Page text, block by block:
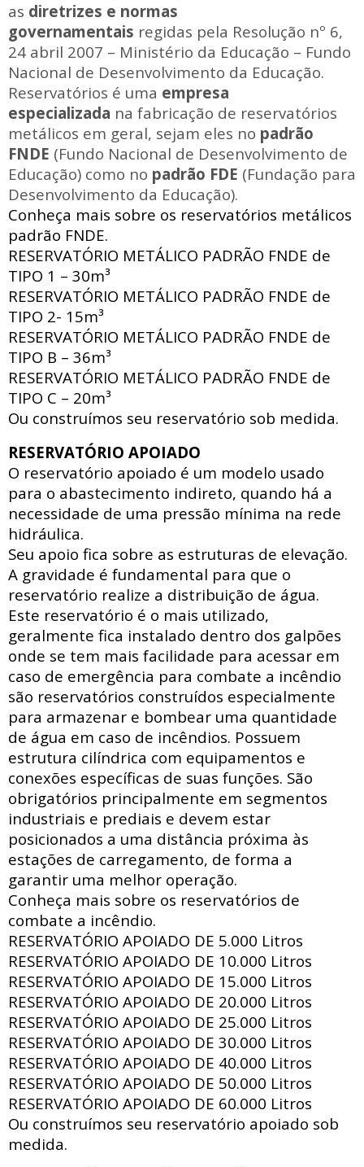
as diretrizes e normas
governamentais regidas pela Resolução nº 6,
24 abril 2007 – Ministério da Educação – Fundo
Nacional de Desenvolvimento da Educação.
Reservatórios é uma empresa
especializada na fabricação de reservatórios
metálicos em geral, sejam eles no padrão
FNDE (Fundo Nacional de Desenvolvimento de
Educação) como no padrão FDE (Fundação para
Desenvolvimento da Educação).
Conheça mais sobre os reservatórios metálicos
padrão FNDE.
RESERVATÓRIO METÁLICO PADRÃO FNDE de
TIPO 1 – 30m³
RESERVATÓRIO METÁLICO PADRÃO FNDE de
TIPO 2- 15m³
RESERVATÓRIO METÁLICO PADRÃO FNDE de
TIPO B – 36m³
RESERVATÓRIO METÁLICO PADRÃO FNDE de
TIPO C – 20m³
Ou construímos seu reservatório sob medida.
RESERVATÓRIO APOIADO
O reservatório apoiado é um modelo usado
para o abastecimento indireto, quando há a
necessidade de uma pressão mínima na rede
hidráulica.
Seu apoio fica sobre as estruturas de elevação.
A gravidade é fundamental para que o
reservatório realize a distribuição de água.
Este reservatório é o mais utilizado,
geralmente fica instalado dentro dos galpões
onde se tem mais facilidade para acessar em
caso de emergência para combate a incêndio
são reservatórios construídos especialmente
para armazenar e bombear uma quantidade
de água em caso de incêndios. Possuem
estrutura cilíndrica com equipamentos e
conexões específicas de suas funções. São
obrigatórios principalmente em segmentos
industriais e prediais e devem estar
posicionados a uma distância próxima às
estações de carregamento, de forma a
garantir uma melhor operação.
Conheça mais sobre os reservatórios de
combate a incêndio.
RESERVATÓRIO APOIADO DE 5.000 Litros
RESERVATÓRIO APOIADO DE 10.000 Litros
RESERVATÓRIO APOIADO DE 15.000 Litros
RESERVATÓRIO APOIADO DE 20.000 Litros
RESERVATÓRIO APOIADO DE 25.000 Litros
RESERVATÓRIO APOIADO DE 30.000 Litros
RESERVATÓRIO APOIADO DE 40.000 Litros
RESERVATÓRIO APOIADO DE 50.000 Litros
RESERVATÓRIO APOIADO DE 60.000 Litros
Ou construímos seu reservatório apoiado sob
medida.